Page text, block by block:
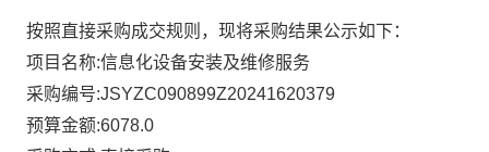
按照直接采购成交规则，现将采购结果公示如下：
项目名称:信息化设备安装及维修服务
采购编号:JSYZC090899Z20241620379
预算金额:6078.0